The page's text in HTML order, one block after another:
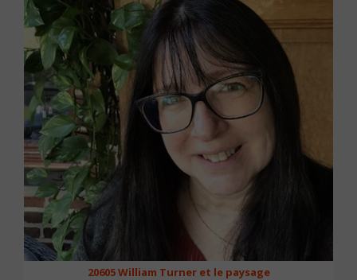
20605 William Turner et le paysage